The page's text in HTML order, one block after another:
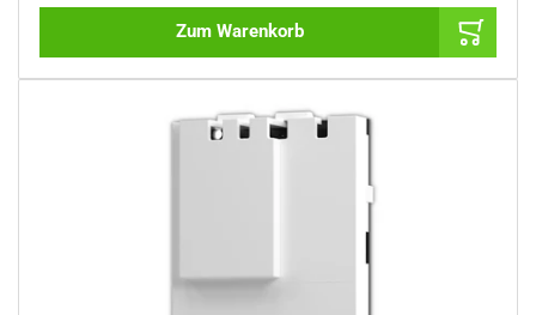
Zum Warenkorb